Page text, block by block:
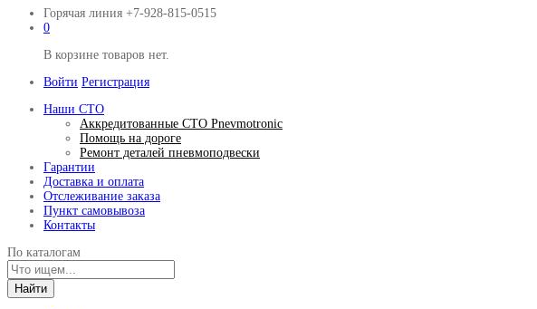
Горячая линия +7-928-815-0515
0
В корзине товаров нет.
Войти Регистрация
Наши СТО
Аккредитованные СТО Pnevmotronic
Помощь на дороге
Ремонт деталей пневмоподвески
Гарантии
Доставка и оплата
Отслеживание заказа
Пункт самовывоза
Контакты
По каталогам
Найти